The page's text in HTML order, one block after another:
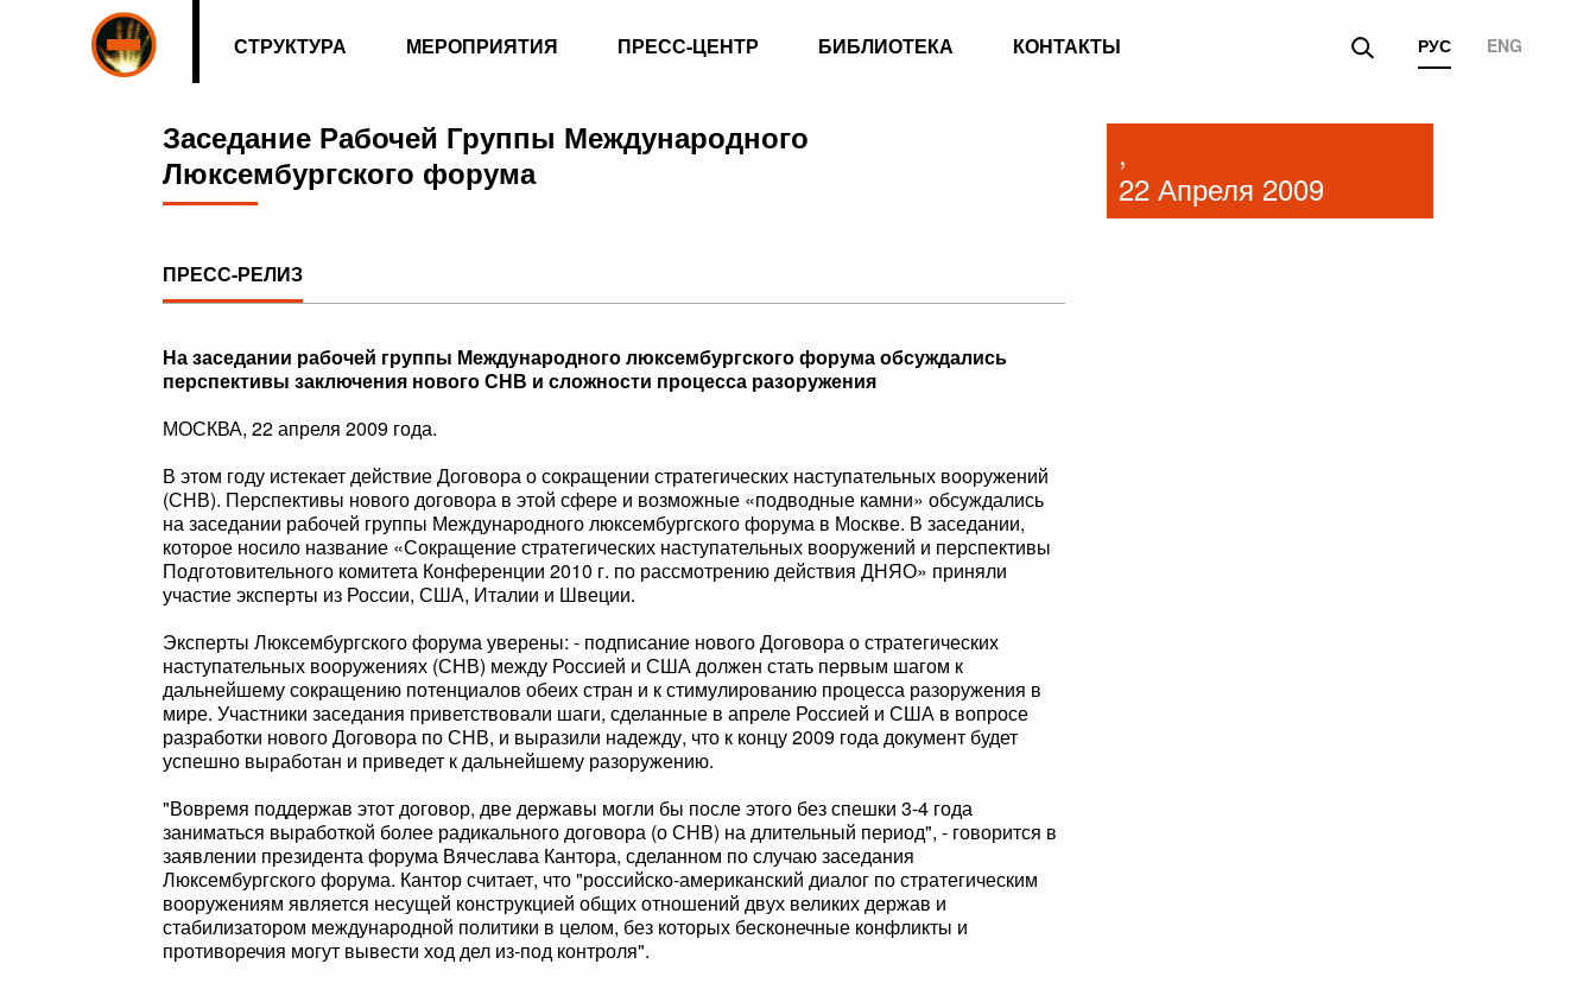
СТРУКТУРА МЕРОПРИЯТИЯ ПРЕСС-ЦЕНТР БИБЛИОТЕКА КОНТАКТЫ РУС ENG
Заседание Рабочей Группы Международного
Люксембургского форума
ПРЕСС-РЕЛИЗ
На заседании рабочей группы Международного люксембургского форума обсуждались
перспективы заключения нового СНВ и сложности процесса разоружения
МОСКВА, 22 апреля 2009 года.
В этом году истекает действие Договора о сокращении стратегических наступательных вооружений
(СНВ). Перспективы нового договора в этой сфере и возможные «подводные камни» обсуждались
на заседании рабочей группы Международного люксембургского форума в Москве. В заседании,
которое носило название «Сокращение стратегических наступательных вооружений и перспективы
Подготовительного комитета Конференции 2010 г. по рассмотрению действия ДНЯО» приняли
участие эксперты из России, США, Италии и Швеции.
Эксперты Люксембургского форума уверены: - подписание нового Договора о стратегических
наступательных вооружениях (СНВ) между Россией и США должен стать первым шагом к
дальнейшему сокращению потенциалов обеих стран и к стимулированию процесса разоружения в
мире. Участники заседания приветствовали шаги, сделанные в апреле Россией и США в вопросе
разработки нового Договора по СНВ, и выразили надежду, что к концу 2009 года документ будет
успешно выработан и приведет к дальнейшему разоружению.
"Вовремя поддержав этот договор, две державы могли бы после этого без спешки 3-4 года
заниматься выработкой более радикального договора (о СНВ) на длительный период", - говорится в
заявлении президента форума Вячеслава Кантора, сделанном по случаю заседания
Люксембургского форума. Кантор считает, что "российско-американский диалог по стратегическим
вооружениям является несущей конструкцией общих отношений двух великих держав и
стабилизатором международной политики в целом, без которых бесконечные конфликты и
противоречия могут вывести ход дел из-под контроля".
,
22 Апреля 2009